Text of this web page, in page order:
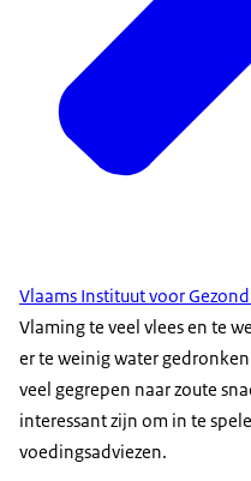
Vlaams Instituut voor
Vlaming te veel vlees en te
er te weinig water
veel gegrepen naar zoute
interessant zijn om in te
voedingsadviezen.